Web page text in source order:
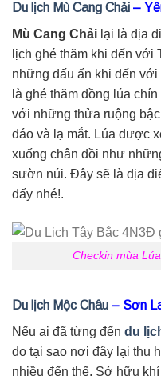
Du lịch Mù Cang Chải –
Mù Cang Chải lại là địa
lịch ghé thăm khi đến với
những dấu ấn khi đến với
là ghé thăm đồng lúa
với những thửa ruộng
đáo và lạ mắt. Lúa được
xuống chân đồi như
sườn núi. Đây sẽ là địa
đấy nhé!.
Checkin mùa
Du lịch Mộc Châu – Sơn
Nếu ai đã từng đến du
do tại sao nơi đây lại thu
nhiều đến thế. Sở hữu